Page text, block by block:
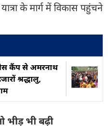
के मार्ग में विकास पहुंचने
कैंप से अमरनाथ
श्रद्धालु,
भीड़ भी बढ़ी